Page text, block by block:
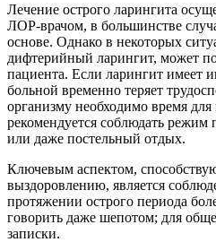
Лечение острого ларингита
ЛОР-врачом, в большинстве
основе. Однако в некоторых
дифтерийный ларингит, может
пациента. Если ларингит имеет
больной временно теряет
организму необходимо время для
рекомендуется соблюдать
или даже постельный отдых.
Ключевым аспектом,
выздоровлению, является
протяжении острого периода
говорить даже шепотом; для
записки.